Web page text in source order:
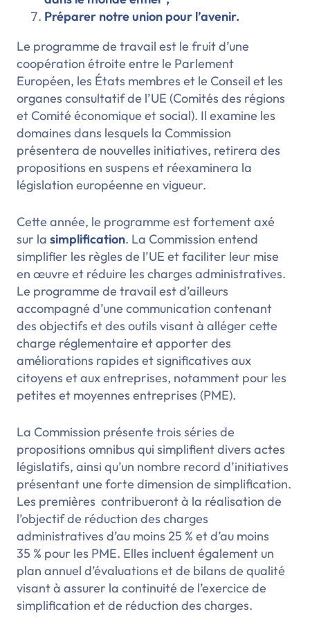
Préparer notre union pour l’avenir.
Le programme de travail est le fruit d’une
coopération étroite entre le Parlement
Européen, les États membres et le Conseil et les
organes consultatif de l’UE (Comités des régions
et Comité économique et social). Il examine les
domaines dans lesquels la Commission
présentera de nouvelles initiatives, retirera des
propositions en suspens et réexaminera la
législation européenne en vigueur.
Cette année, le programme est fortement axé
sur la simplification. La Commission entend
simplifier les règles de l’UE et faciliter leur mise
en œuvre et réduire les charges administratives.
Le programme de travail est d’ailleurs
accompagné d’une communication contenant
des objectifs et des outils visant à alléger cette
charge réglementaire et apporter des
améliorations rapides et significatives aux
citoyens et aux entreprises, notamment pour les
petites et moyennes entreprises (PME).
La Commission présente trois séries de
propositions omnibus qui simplifient divers actes
législatifs, ainsi qu’un nombre record d’initiatives
présentant une forte dimension de simplification.
Les premières contribueront à la réalisation de
l’objectif de réduction des charges
administratives d’au moins 25 % et d’au moins
35 % pour les PME. Elles incluent également un
plan annuel d’évaluations et de bilans de qualité
visant à assurer la continuité de l’exercice de
simplification et de réduction des charges.